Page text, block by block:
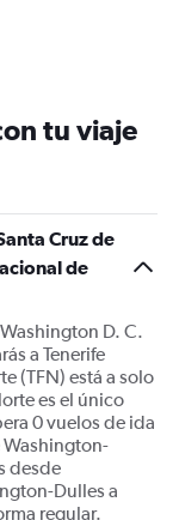
tu viaje
Cruz de
de
D. C.
a Tenerife
(TFN) está a solo
es el único
0 vuelos de ida
desde
Dulles a
regular.